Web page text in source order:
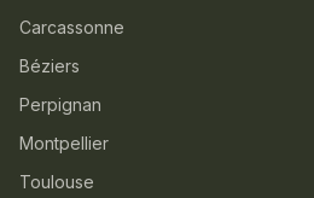
Carcassonne
Béziers
Perpignan
Montpellier
Toulouse